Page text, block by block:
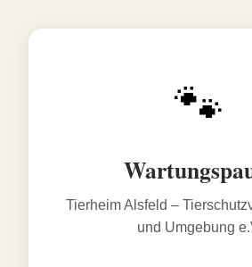
🐾
Tierheim Alsfeld –
und Umgebung